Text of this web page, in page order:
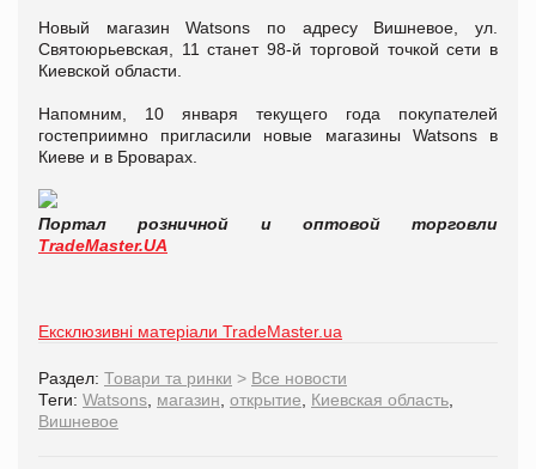
Новый магазин Watsons по адресу Вишневое, ул.
Святоюрьевская, 11 станет 98-й торговой точкой сети в
Киевской области.
Напомним, 10 января текущего года покупателей
гостеприимно пригласили новые магазины Watsons в
Киеве и в Броварах.
Портал розничной и оптовой торговли
TradeMaster.UA
Ексклюзивні матеріали TradeMaster.ua
Раздел: Товари та ринки > Все новости
Теги: Watsons магазин открытие Киевская область
Вишневое